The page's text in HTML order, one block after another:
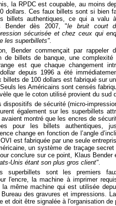
la RPDC est coupable, au moins
dollars. Ces faux billets sont si bien
billets authentiques, ce qui a valu
Bender dès 2007, "le bruit court
sécurisée et chez ceux qui
les superbillets".
Bender commençait par rappeler
de billets de banque, une
est que chaque changement
depuis 1996 a été
de 100 dollars est fabriqué sur
les Américains sont censés
que le coton utilisé provient du sud
dispositifs de sécurité (micro-
également sur les superbillets
montré que les encres de
pour les billets authentiques,
change en fonction de l’angle
est fabriquée par une seule
un système de traçage
conclure sur ce point, Klaus Bender
Unis étant son plus gros client".
superbillets sont les premiers
l'encre, la machine à imprimer
même machine qui est utilisée
des gravures et impressions.
et doit être signalée à l'organisation